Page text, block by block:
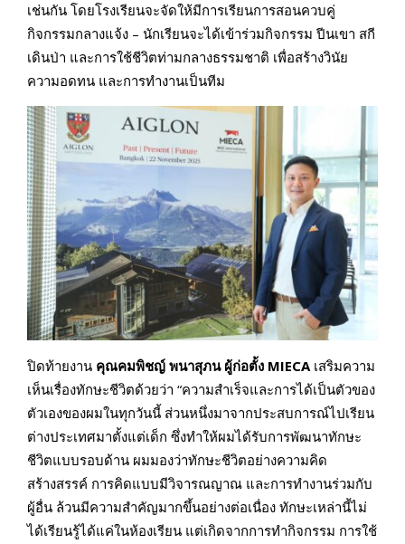
เช่นกัน โดยโรงเรียนจะจัดให้มีการเรียนการสอนควบคู่
กิจกรรมกลางแจ้ง – นักเรียนจะได้เข้าร่วมกิจกรรม ปีนเขา สกี
เดินป่า และการใช้ชีวิตท่ามกลางธรรมชาติ เพื่อสร้างวินัย
ความอดทน และการทำงานเป็นทีม
ปิดท้ายงาน คุณคมพิชญ์ พนาสุภน ผู้ก่อตั้ง MIECAเสริมความ
เห็นเรื่องทักษะชีวิตด้วยว่า “ความสำเร็จและการได้เป็นตัวของ
ตัวเองของผมในทุกวันนี้ ส่วนหนึ่งมาจากประสบการณ์ไปเรียน
ต่างประเทศมาตั้งแต่เด็ก ซึ่งทำให้ผมได้รับการพัฒนาทักษะ
ชีวิตแบบรอบด้าน ผมมองว่าทักษะชีวิตอย่างความคิด
สร้างสรรค์ การคิดแบบมีวิจารณญาณ และการทำงานร่วมกับ
ผู้อื่น ล้วนมีความสำคัญมากขึ้นอย่างต่อเนื่อง ทักษะเหล่านี้ไม่
ได้เรียนรู้ได้แค่ในห้องเรียน แต่เกิดจากการทำกิจกรรม การใช้